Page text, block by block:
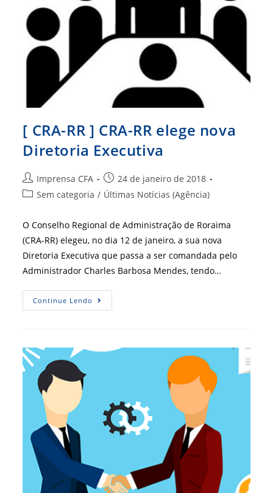
[ CRA-RR ] CRA-RR elege nova
Diretoria Executiva
Autor
do
Imprensa CFA
Post
publicado:
24 de janeiro de 2018
Categoria
post:
Sem categoria / Últimas Notícias (Agência)
O Conselho Regional de Administração de Roraima
(CRA-RR) elegeu, no dia 12 de janeiro, a sua nova
Diretoria Executiva que passa a ser comandada pelo
Administrador Charles Barbosa Mendes, tendo…
Continue Lendo
CRA-
Elege